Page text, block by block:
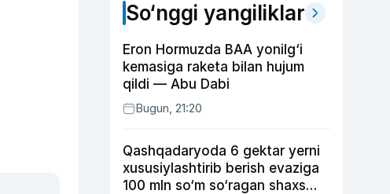
So‘nggi yangiliklar
Eron Hormuzda BAA yonilg‘i
kemasiga raketa bilan hujum
qildi — Abu Dabi
Bugun, 21:20
Qashqadaryoda 6 gektar yerni
xususiylashtirib berish evaziga
100 mln so‘m so‘ragan shaxs